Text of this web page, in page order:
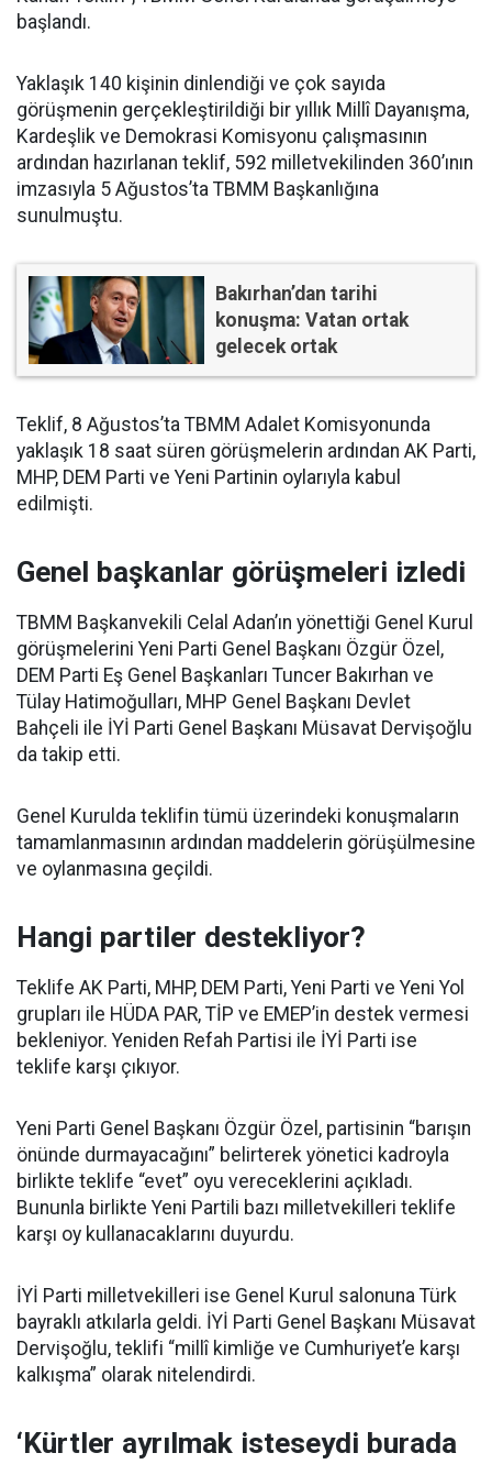
başlandı.
Yaklaşık 140 kişinin dinlendiği ve çok sayıda
görüşmenin gerçekleştirildiği bir yıllık Millî Dayanışma,
Kardeşlik ve Demokrasi Komisyonu çalışmasının
ardından hazırlanan teklif, 592 milletvekilinden 360’ının
imzasıyla 5 Ağustos’ta TBMM Başkanlığına
sunulmuştu.
Bakırhan’dan tarihi
konuşma: Vatan ortak
gelecek ortak
Teklif, 8 Ağustos’ta TBMM Adalet Komisyonunda
yaklaşık 18 saat süren görüşmelerin ardından AK Parti,
MHP, DEM Parti ve Yeni Partinin oylarıyla kabul
edilmişti.
Genel başkanlar görüşmeleri izledi
TBMM Başkanvekili Celal Adan’ın yönettiği Genel Kurul
görüşmelerini Yeni Parti Genel Başkanı Özgür Özel,
DEM Parti Eş Genel Başkanları Tuncer Bakırhan ve
Tülay Hatimoğulları, MHP Genel Başkanı Devlet
Bahçeli ile İYİ Parti Genel Başkanı Müsavat Dervişoğlu
da takip etti.
Genel Kurulda teklifin tümü üzerindeki konuşmaların
tamamlanmasının ardından maddelerin görüşülmesine
ve oylanmasına geçildi.
Hangi partiler destekliyor?
Teklife AK Parti, MHP, DEM Parti, Yeni Parti ve Yeni Yol
grupları ile HÜDA PAR, TİP ve EMEP’in destek vermesi
bekleniyor. Yeniden Refah Partisi ile İYİ Parti ise
teklife karşı çıkıyor.
Yeni Parti Genel Başkanı Özgür Özel, partisinin “barışın
önünde durmayacağını” belirterek yönetici kadroyla
birlikte teklife “evet” oyu vereceklerini açıkladı.
Bununla birlikte Yeni Partili bazı milletvekilleri teklife
karşı oy kullanacaklarını duyurdu.
İYİ Parti milletvekilleri ise Genel Kurul salonuna Türk
bayraklı atkılarla geldi. İYİ Parti Genel Başkanı Müsavat
Dervişoğlu, teklifi “millî kimliğe ve Cumhuriyet’e karşı
kalkışma” olarak nitelendirdi.
‘Kürtler ayrılmak isteseydi burada